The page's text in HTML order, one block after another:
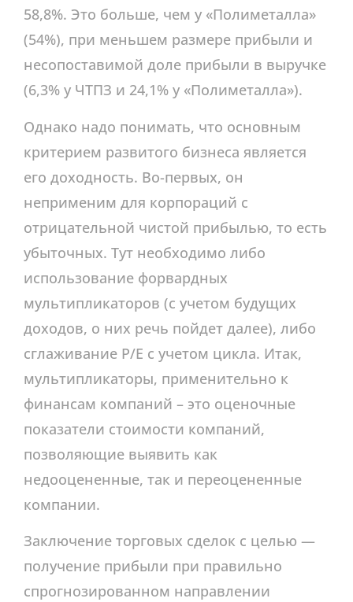
58,8%. Это больше, чем у «Полиметалла»
(54%), при меньшем размере прибыли и
несопоставимой доле прибыли в выручке
(6,3% у ЧТПЗ и 24,1% у «Полиметалла»).
Однако надо понимать, что основным
критерием развитого бизнеса является
его доходность. Во-первых, он
неприменим для корпораций с
отрицательной чистой прибылью, то есть
убыточных. Тут необходимо либо
использование форвардных
мультипликаторов (с учетом будущих
доходов, о них речь пойдет далее), либо
сглаживание P/E с учетом цикла. Итак,
мультипликаторы, применительно к
финансам компаний – это оценочные
показатели стоимости компаний,
позволяющие выявить как
недооцененные, так и переоцененные
компании.
Заключение торговых сделок с целью —
получение прибыли при правильно
спрогнозированном направлении